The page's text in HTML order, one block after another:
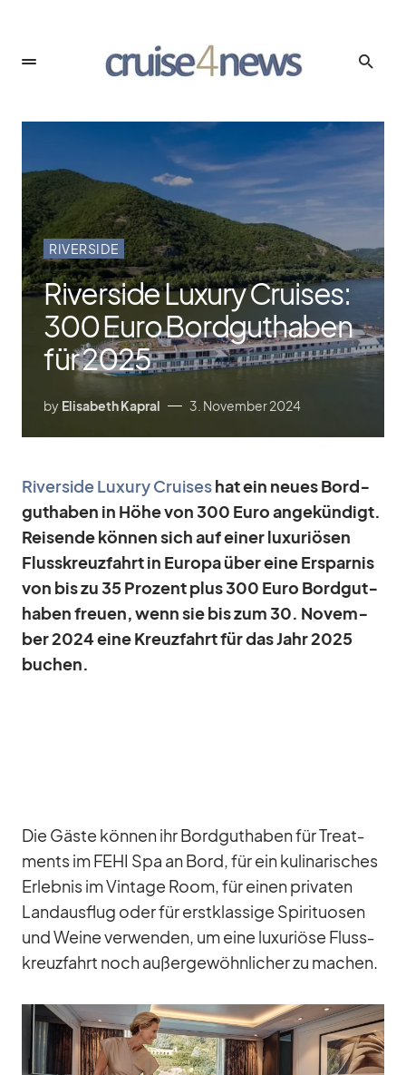
RIVERSIDE
Riverside Luxury Cruises:
300 Euro Bordguthaben
für 2025
by Elisabeth Kapral 3. November 2024
Ri­ver­side Lu­xury Crui­seshat ein neues Bord­
gut­ha­ben in Höhe von 300 Euro an­ge­kün­digt.
Rei­sende kön­nen sich auf ei­ner lu­xu­riö­sen
Fluss­kreuz­fahrt in Eu­ropa über eine Er­spar­nis
von bis zu 35 Pro­zent plus 300 Euro Bord­gut­
ha­ben freuen, wenn sie bis zum 30. No­vem­
ber 2024 eine Kreuz­fahrt für das Jahr 2025
bu­chen.
Die Gäste kön­nen ihr Bord­gut­ha­ben für Tre­at­
ments im FEHI Spa an Bord, für ein ku­li­na­ri­sches
Er­leb­nis im Vin­tage Room, für ei­nen pri­va­ten
Land­aus­flug oder für erst­klas­sige Spi­ri­tuo­sen
und Weine ver­wen­den, um eine lu­xu­riöse Fluss­
kreuz­fahrt noch au­ßer­ge­wöhn­li­cher zu ma­chen.